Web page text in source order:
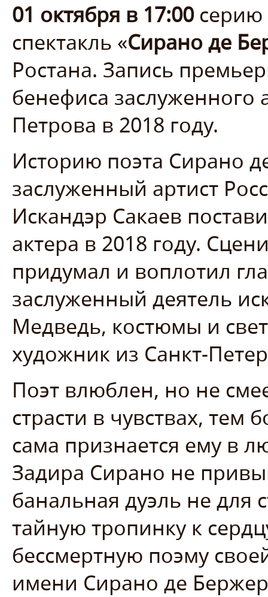
01 октября в 17:00серию
спектакль «Сирано де
Ростана. Запись
бенефиса заслуженного
Петрова в 2018 году.
Историю поэта Сирано
заслуженный артист
Искандэр Сакаев
актера в 2018 году.
придумал и воплотил
заслуженный деятель
Медведь, костюмы и
художник из Санкт-
Поэт влюблен, но не
страсти в чувствах, тем
сама признается ему в
Задира Сирано не
банальная дуэль не для
тайную тропинку к
бессмертную поэму
имени Сирано де